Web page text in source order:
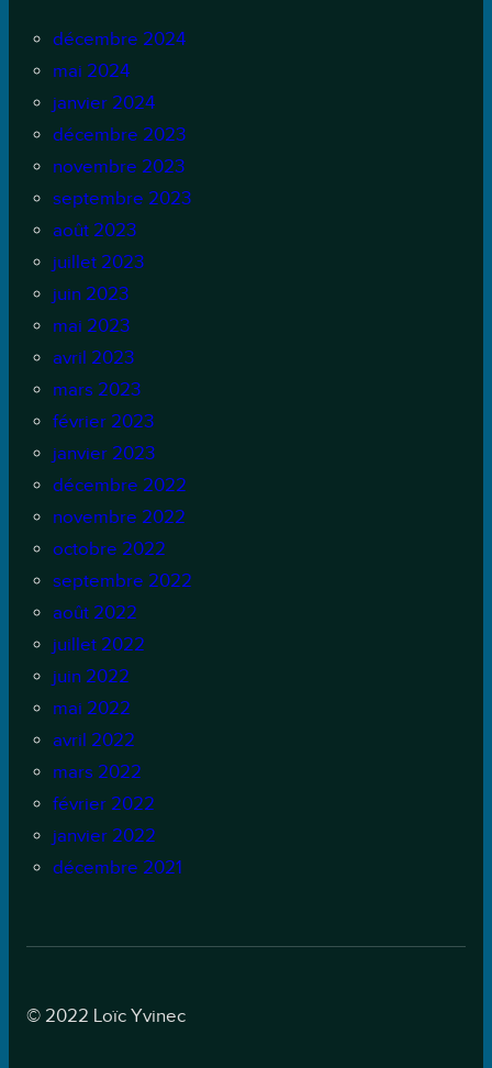
décembre 2024
mai 2024
janvier 2024
décembre 2023
novembre 2023
septembre 2023
août 2023
juillet 2023
juin 2023
mai 2023
avril 2023
mars 2023
février 2023
janvier 2023
décembre 2022
novembre 2022
octobre 2022
septembre 2022
août 2022
juillet 2022
juin 2022
mai 2022
avril 2022
mars 2022
février 2022
janvier 2022
décembre 2021
© 2022 Loïc Yvinec